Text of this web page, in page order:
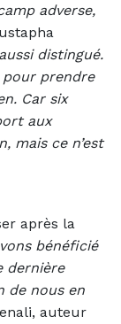
adverse,
distingué.
prendre
Car six
aux
mais ce n’est
après la
bénéficié
dernière
de nous en
auteur